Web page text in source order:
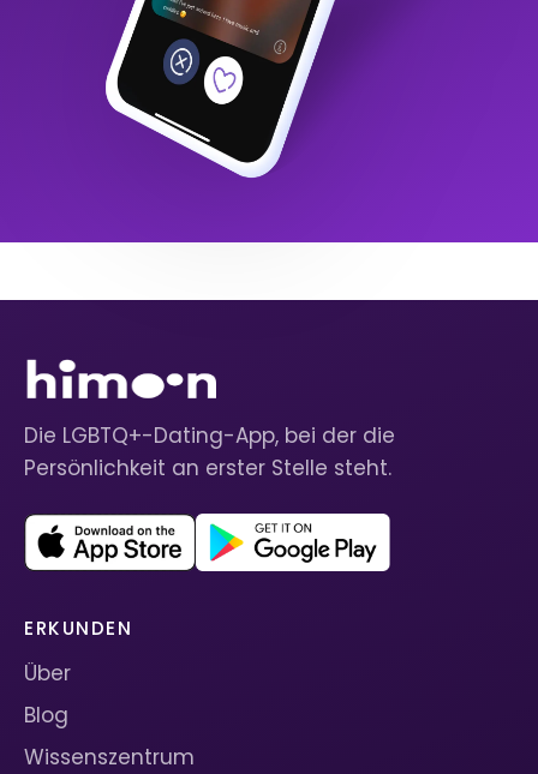
Die LGBTQ+-Dating-App, bei der die
Persönlichkeit an erster Stelle steht.
ERKUNDEN
Über
Blog
Wissenszentrum